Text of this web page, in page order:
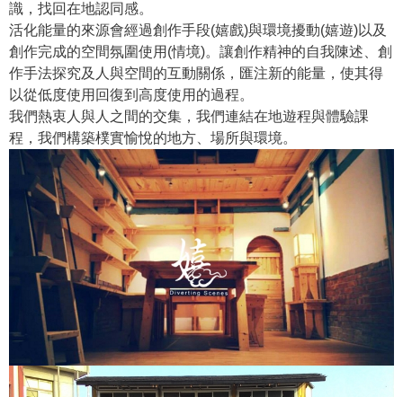
識，找回在地認同感。
活化能量的來源會經過創作手段(嬉戲)與環境擾動(嬉遊)以及
創作完成的空間氛圍使用(情境)。讓創作精神的自我陳述、創
作手法探究及人與空間的互動關係，匯注新的能量，使其得
以從低度使用回復到高度使用的過程。
我們熱衷人與人之間的交集，我們連結在地遊程與體驗課
程，我們構築樸實愉悅的地方、場所與環境。